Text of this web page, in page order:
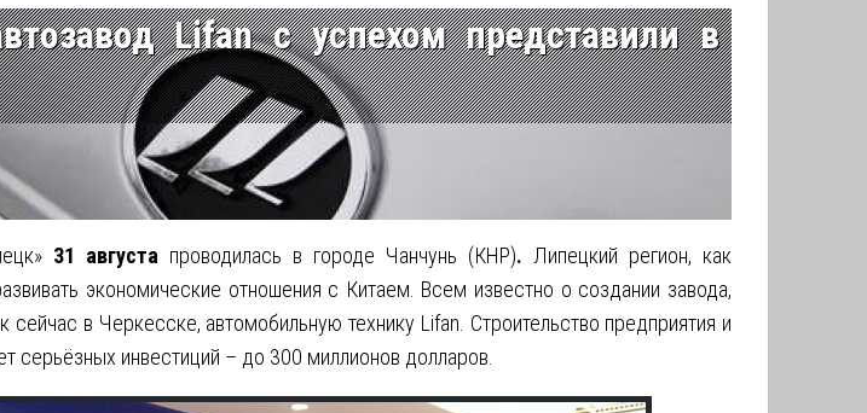
Lifan с успехом представили в
31 августа проводилась в городе Чанчунь (КНР). Липецкий регион, как
экономические отношения с Китаем. Всем известно о создании завода,
сейчас в Черкесске, автомобильную технику Lifan. Строительство предприятия и
серьёзных инвестиций – до 300 миллионов долларов.